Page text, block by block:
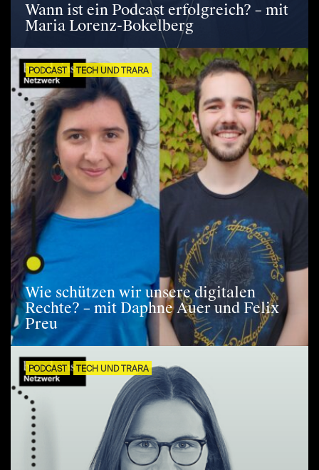
Wann ist ein Podcast erfolgreich? – mit
Maria Lorenz-Bokelberg
PODCAST TECH UND TRARA
Wie schützen wir unsere digitalen
Rechte? – mit Daphne Auer und Felix
Preu
PODCAST TECH UND TRARA